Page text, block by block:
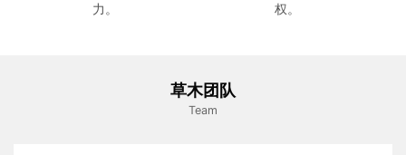
力。
权。
草木团队
Team